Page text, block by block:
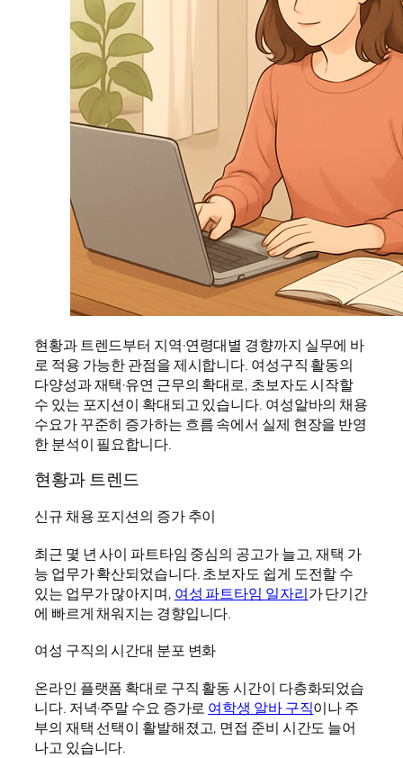
현황과 트렌드부터 지역·연령대별 경향까지 실무에 바
로 적용 가능한 관점을 제시합니다. 여성구직 활동의
다양성과 재택·유연 근무의 확대로, 초보자도 시작할
수 있는 포지션이 확대되고 있습니다. 여성알바의 채용
수요가 꾸준히 증가하는 흐름 속에서 실제 현장을 반영
한 분석이 필요합니다.
현황과 트렌드
신규 채용 포지션의 증가 추이
최근 몇 년 사이 파트타임 중심의 공고가 늘고, 재택 가
능 업무가 확산되었습니다. 초보자도 쉽게 도전할 수
있는 업무가 많아지며, 여성 파트타임 일자리가 단기간
에 빠르게 채워지는 경향입니다.
여성 구직의 시간대 분포 변화
온라인 플랫폼 확대로 구직 활동 시간이 다층화되었습
니다. 저녁·주말 수요 증가로 여학생 알바 구직이나 주
부의 재택 선택이 활발해졌고, 면접 준비 시간도 늘어
나고 있습니다.